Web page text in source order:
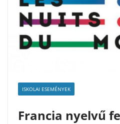
ISKOLAI ESEMÉNYEK
Francia nyelvű